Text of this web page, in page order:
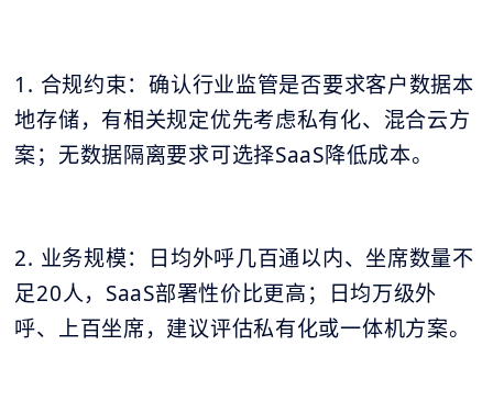
1. 合规约束：确认行业监管是否要求客户数据本
地存储，有相关规定优先考虑私有化、混合云方
案；无数据隔离要求可选择SaaS降低成本。
2. 业务规模：日均外呼几百通以内、坐席数量不
足20人，SaaS部署性价比更高；日均万级外
呼、上百坐席，建议评估私有化或一体机方案。